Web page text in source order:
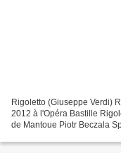
Rigoletto (Giuseppe Verdi)
2012 à l'Opéra Bastille
de Mantoue Piotr Beczala